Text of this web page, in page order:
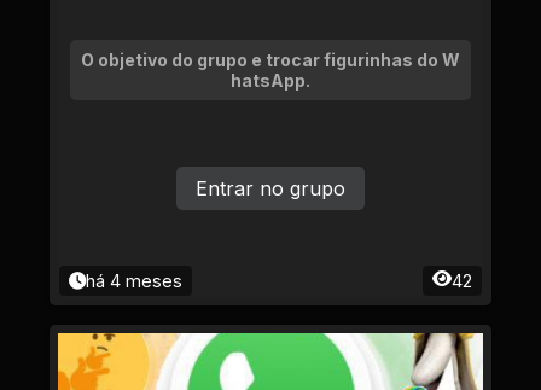
O objetivo do grupo e trocar figurinhas do W
hatsApp.
há 4 meses 42
Entrar no grupo